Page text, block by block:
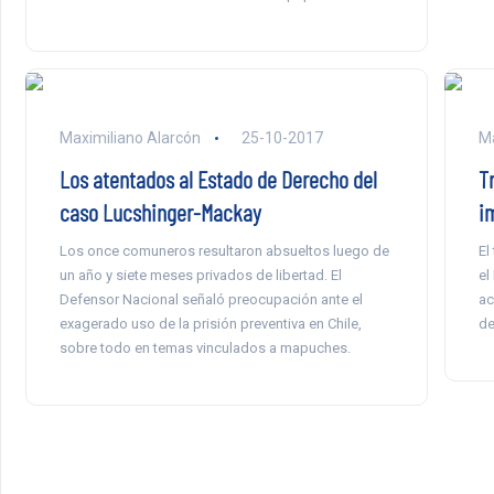
Maximiliano Alarcón 25-10-2017
Los atentados al Estado de Derecho del
caso Lucshinger-Mackay
Los once comuneros resultaron absueltos luego de
un año y siete meses privados de libertad. El
Defensor Nacional señaló preocupación ante el
exagerado uso de la prisión preventiva en Chile,
sobre todo en temas vinculados a mapuches.
el